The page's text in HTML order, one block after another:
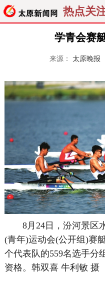
热点关
学青会赛
来源： 太原晚报
8月24日，汾河景区水
(青年)运动会(公开组)赛
个代表队的559名选手分
资格。韩双喜 牛利敏 摄